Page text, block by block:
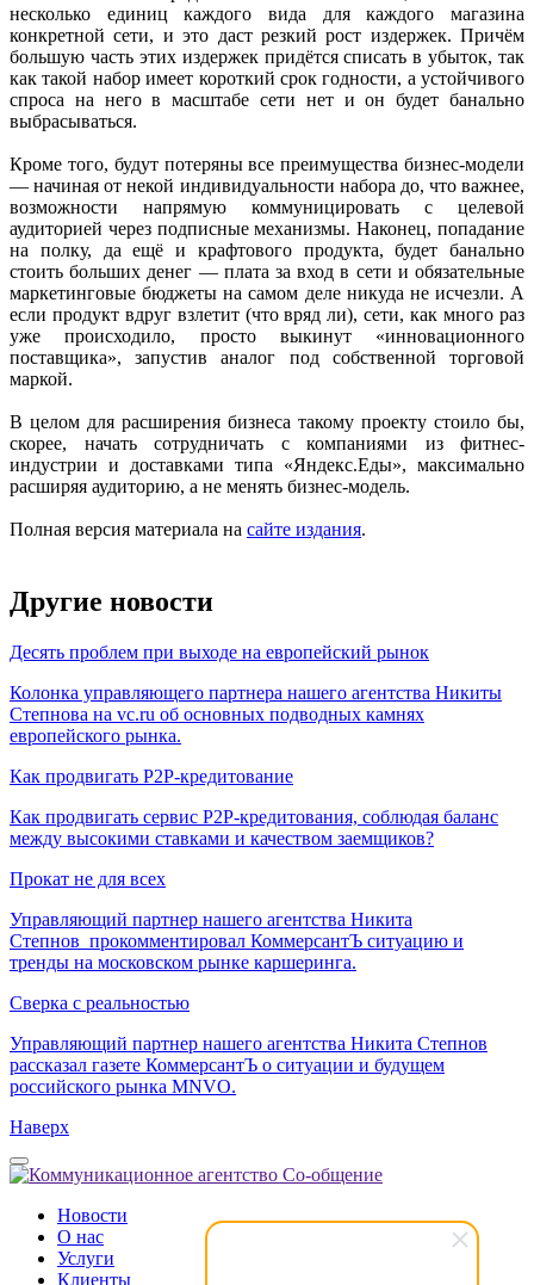
несколько единиц каждого вида для каждого магазина
конкретной сети, и это даст резкий рост издержек. Причём
большую часть этих издержек придётся списать в убыток, так
как такой набор имеет короткий срок годности, а устойчивого
спроса на него в масштабе сети нет и он будет банально
выбрасываться.
Кроме того, будут потеряны все преимущества бизнес-модели
— начиная от некой индивидуальности набора до, что важнее,
возможности напрямую коммуницировать с целевой
аудиторией через подписные механизмы. Наконец, попадание
на полку, да ещё и крафтового продукта, будет банально
стоить больших денег — плата за вход в сети и обязательные
маркетинговые бюджеты на самом деле никуда не исчезли. А
если продукт вдруг взлетит (что вряд ли), сети, как много раз
уже происходило, просто выкинут «инновационного
поставщика», запустив аналог под собственной торговой
маркой.
В целом для расширения бизнеса такому проекту стоило бы,
скорее, начать сотрудничать с компаниями из фитнес-
индустрии и доставками типа «Яндекс.Еды», максимально
расширяя аудиторию, а не менять бизнес-модель.
Полная версия материала на сайте издания.
Другие новости
Десять проблем при выходе на европейский рынок
Колонка управляющего партнера нашего агентства Никиты
Степнова на vc.ru об основных подводных камнях
европейского рынка.
Как продвигать P2P-кредитование
Как продвигать сервис P2P-кредитования, соблюдая баланс
между высокими ставками и качеством заемщиков?
Прокат не для всех
Управляющий партнер нашего агентства Никита
Степнов прокомментировал КоммерсантЪ ситуацию и
тренды на московском рынке каршеринга.
Сверка с реальностью
Управляющий партнер нашего агентства Никита Степнов
рассказал газете КоммерсантЪ о ситуации и будущем
российского рынка MNVO.
Наверх
Новости
О нас
Услуги
Клиенты